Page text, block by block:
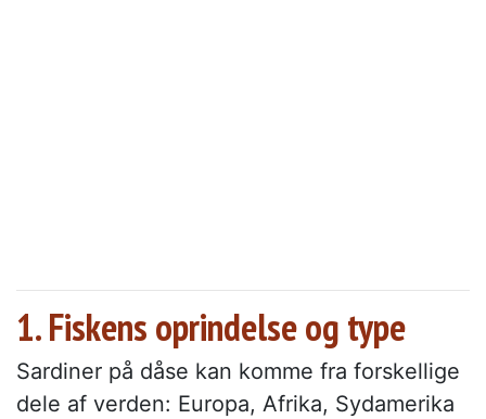
1. Fiskens oprindelse og type
Sardiner på dåse kan komme fra forskellige
dele af verden: Europa, Afrika, Sydamerika